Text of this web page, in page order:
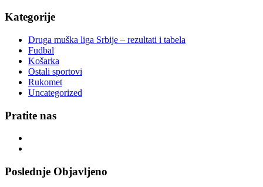
Kategorije
Druga muška liga Srbije – rezultati i tabela
Fudbal
Košarka
Ostali sportovi
Rukomet
Uncategorized
Pratite nas
Poslednje Objavljeno